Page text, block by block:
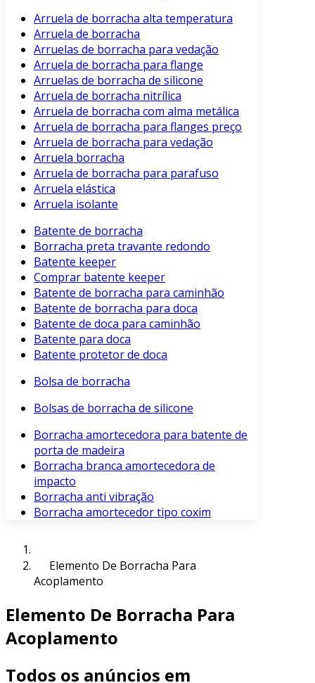
Arruela de borracha alta temperatura
Arruela de borracha
Arruelas de borracha para vedação
Arruela de borracha para flange
Arruelas de borracha de silicone
Arruela de borracha nitrílica
Arruela de borracha com alma metálica
Arruela de borracha para flanges preço
Arruela de borracha para vedação
Arruela borracha
Arruela de borracha para parafuso
Arruela elástica
Arruela isolante
Batente de borracha
Borracha preta travante redondo
Batente keeper
Comprar batente keeper
Batente de borracha para caminhão
Batente de borracha para doca
Batente de doca para caminhão
Batente para doca
Batente protetor de doca
Bolsa de borracha
Bolsas de borracha de silicone
Borracha amortecedora para batente de
porta de madeira
Borracha branca amortecedora de
impacto
Borracha anti vibração
Borracha amortecedor tipo coxim
Elemento De Borracha Para
Acoplamento
Elemento De Borracha Para
Acoplamento
Todos os anúncios em